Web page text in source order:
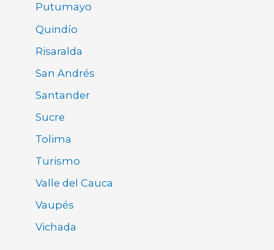
Putumayo
Quindío
Risaralda
San Andrés
Santander
Sucre
Tolima
Turismo
Valle del Cauca
Vaupés
Vichada